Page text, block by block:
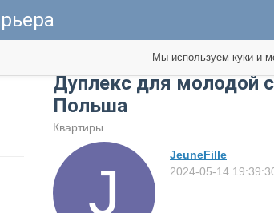
Дуплекс для молодой
Польша
Квартиры
JeuneFille
2024-05-14
Мы используем куки и